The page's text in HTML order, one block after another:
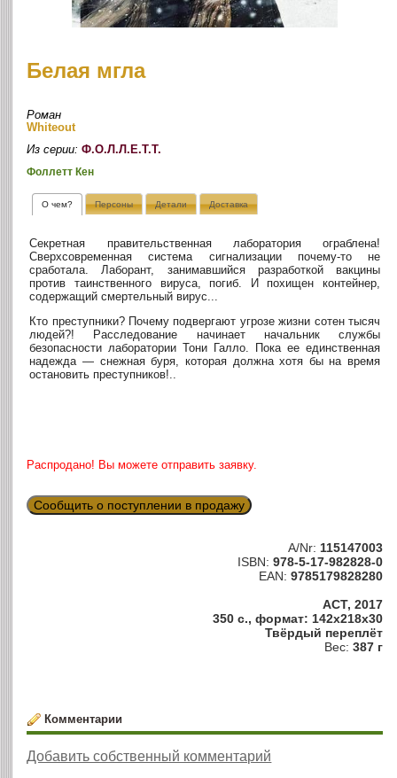
Белая мгла
Роман
Whiteout
Из серии:Ф.О.Л.Л.Е.Т.Т.
Фоллетт Кен
О чем? Персоны Детали Доставка
Секретная правительственная лаборатория ограблена!
Сверхсовременная система сигнализации почему-то не
сработала. Лаборант, занимавшийся разработкой вакцины
против таинственного вируса, погиб. И похищен контейнер,
содержащий смертельный вирус...
Кто преступники? Почему подвергают угрозе жизни сотен тысяч
людей?! Расследование начинает начальник службы
безопасности лаборатории Тони Галло. Пока ее единственная
надежда — снежная буря, которая должна хотя бы на время
остановить преступников!..
Распродано! Вы можете отправить заявку.
Сообщить о поступлении в продажу
A/Nr: 115147003
ISBN: 978-5-17-982828-0
EAN: 9785179828280
АСТ, 2017
350 с., формат: 142x218x30
Твёрдый переплёт
Вес: 387 г
Комментарии
Добавить собственный комментарий